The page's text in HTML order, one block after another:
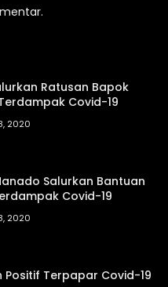
Ratusan Bapok
Covid-19
2020
Salurkan Bantuan
Covid-19
2020
Positif Terpapar Covid-19